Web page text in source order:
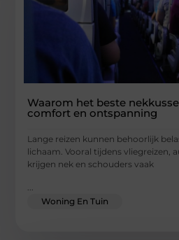
Waarom het beste
comfort en ontspanning
Lange reizen kunnen behoorlijk
lichaam. Vooral tijdens vliegreizen,
krijgen nek en schouders vaak
Woning En Tuin